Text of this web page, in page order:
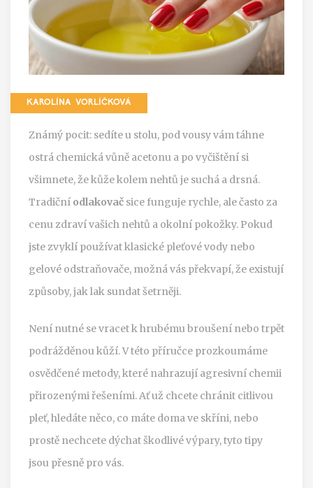
KAROLÍNA VORLÍČKOVÁ
Známý pocit: sedíte u stolu, pod vousy vám táhne
ostrá chemická vůně acetonu a po vyčištění si
všimnete, že kůže kolem nehtů je suchá a drsná.
Tradiční odlakovač sice funguje rychle, ale často za
cenu zdraví vašich nehtů a okolní pokožky. Pokud
jste zvyklí používat klasické pleťové vody nebo
gelové odstraňovače, možná vás překvapí, že existují
způsoby, jak lak sundat šetrněji.
Není nutné se vracet k hrubému broušení nebo trpět
podrážděnou kůží. V této příručce prozkoumáme
osvědčené metody, které nahrazují agresivní chemii
přirozenými řešeními. Ať už chcete chránit citlivou
pleť, hledáte něco, co máte doma ve skříni, nebo
prostě nechcete dýchat škodlivé výpary, tyto tipy
jsou přesně pro vás.